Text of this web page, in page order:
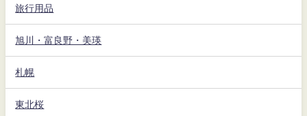
旅行用品
旭川・富良野・美瑛
札幌
東北桜